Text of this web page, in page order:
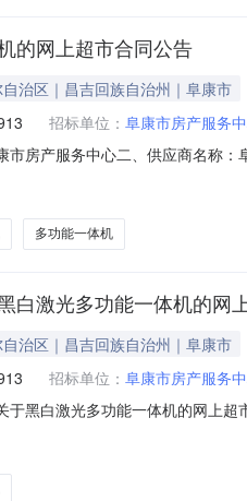
的网上超市合同公告
治区｜昌吉回族自治州｜阜康市
招标单位： 阜康市房产服务
市房产服务中心二、供应商名称
服务要求或标的基本概况
多功能一体机
白激光多功能一体机的网
治区｜昌吉回族自治州｜阜康市
招标单位： 阜康市房产服务
于黑白激光多功能一体机的网上
项目所在行政区划名称:新疆维